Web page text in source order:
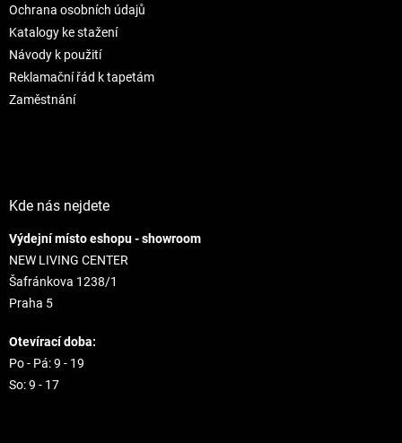
Ochrana osobních údajů
Katalogy ke stažení
Návody k použití
Reklamační řád k tapetám
Zaměstnání
Kde nás nejdete
Výdejní místo eshopu - showroom
NEW LIVING CENTER
Šafránkova 1238/1
Praha 5
Otevírací doba:
Po - Pá: 9 - 19
So: 9 - 17